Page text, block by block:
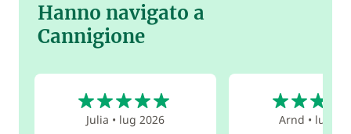
Hanno navigato a
Cannigione
Julia • lug 2026
Arnd • lug